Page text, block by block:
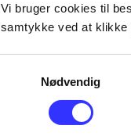
Vi bruger cookies til
samtykke ved at klikke
Nødvendig